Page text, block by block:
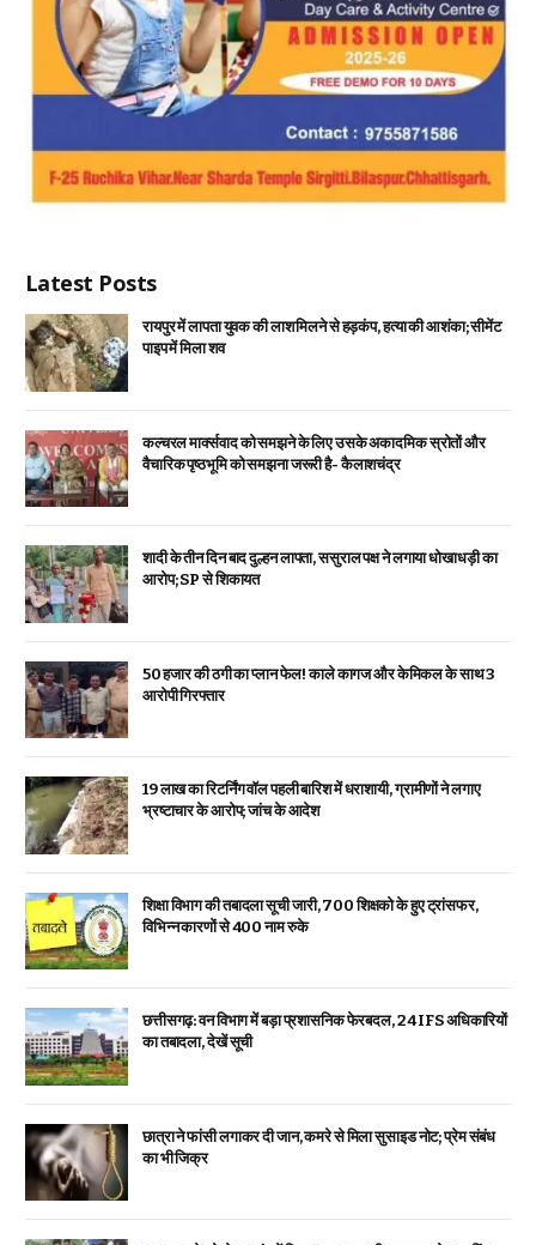
Latest Posts
रायपुर में लापता युवक की लाश मिलने से हड़कंप, हत्या की आशंका; सीमेंट
पाइप में मिला शव
कल्चरल मार्क्सवाद को समझने के लिए उसके अकादमिक स्रोतों और
वैचारिक पृष्ठभूमि को समझना जरूरी है- कैलाशचंद्र
शादी के तीन दिन बाद दुल्हन लापता, ससुराल पक्ष ने लगाया धोखाधड़ी का
आरोप; SP से शिकायत
₹50 हजार की ठगी का प्लान फेल! काले कागज और केमिकल के साथ 3
आरोपी गिरफ्तार
19 लाख का रिटर्निंग वॉल पहली बारिश में धराशायी, ग्रामीणों ने लगाए
भ्रष्टाचार के आरोप; जांच के आदेश
शिक्षा विभाग की तबादला सूची जारी, 700 शिक्षको के हुए ट्रांसफर,
विभिन्न कारणों से 400 नाम रुके
छत्तीसगढ़: वन विभाग में बड़ा प्रशासनिक फेरबदल, 24 IFS अधिकारियों
का तबादला, देखें सूची
छात्रा ने फांसी लगाकर दी जान, कमरे से मिला सुसाइड नोट; प्रेम संबंध
का भी जिक्र